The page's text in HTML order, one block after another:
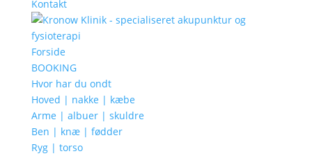
Kontakt
Forside
BOOKING
Hvor har du ondt
Hoved | nakke | kæbe
Arme | albuer | skuldre
Ben | knæ | fødder
Ryg | torso